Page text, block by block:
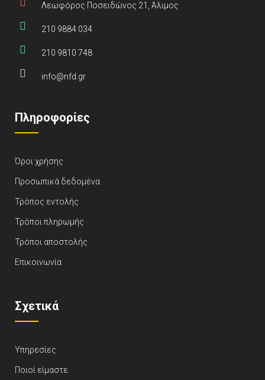
Λεωφόρος Ποσειδώνος 21, Άλιμος
210 9884 034
210 9810 748
info@nfd.gr
Πληροφορίες
Όροι χρήσης
Προσωπικά δεδομένα
Τρόπος εντολής
Τρόποι πληρωμής
Τρόποι αποστολής
Επικοινωνία
Σχετικά
Υπηρεσίες
Ποιοί είμαστε